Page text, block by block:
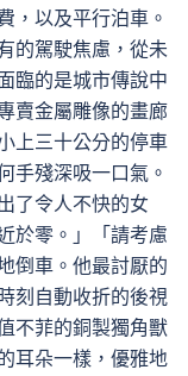
，以及平行泊車。
的駕駛焦慮，從未
臨的是城市傳說中
賣金屬雕像的畫廊
上三十公分的停車
手殘深吸一口氣。
了令人不快的女
於零。」「請考慮
倒車。他最討厭的
刻自動收折的後視
不菲的銅製獨角獸
耳朵一樣，優雅地